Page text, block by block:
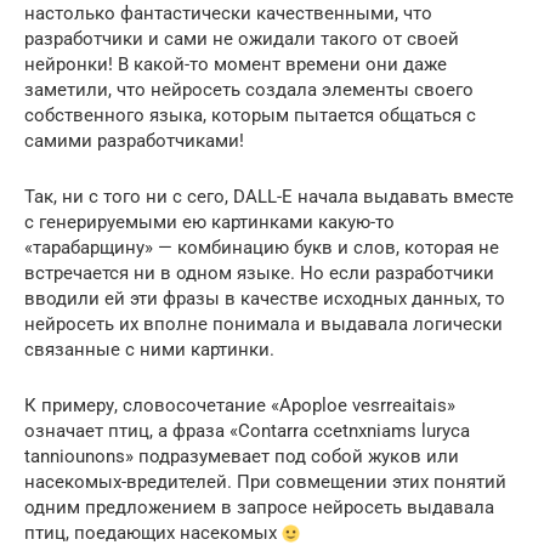
настолько фантастически качественными, что
разработчики и сами не ожидали такого от своей
нейронки! В какой-то момент времени они даже
заметили, что нейросеть создала элементы своего
собственного языка, которым пытается общаться с
самими разработчиками!
Так, ни с того ни с сего, DALL-E начала выдавать вместе
с генерируемыми ею картинками какую-то
«тарабарщину» — комбинацию букв и слов, которая не
встречается ни в одном языке. Но если разработчики
вводили ей эти фразы в качестве исходных данных, то
нейросеть их вполне понимала и выдавала логически
связанные с ними картинки.
К примеру, словосочетание «Apoploe vesrreaitais»
означает птиц, а фраза «Contarra ccetnxniams luryca
tanniounons» подразумевает под собой жуков или
насекомых-вредителей. При совмещении этих понятий
одним предложением в запросе нейросеть выдавала
птиц, поедающих насекомых